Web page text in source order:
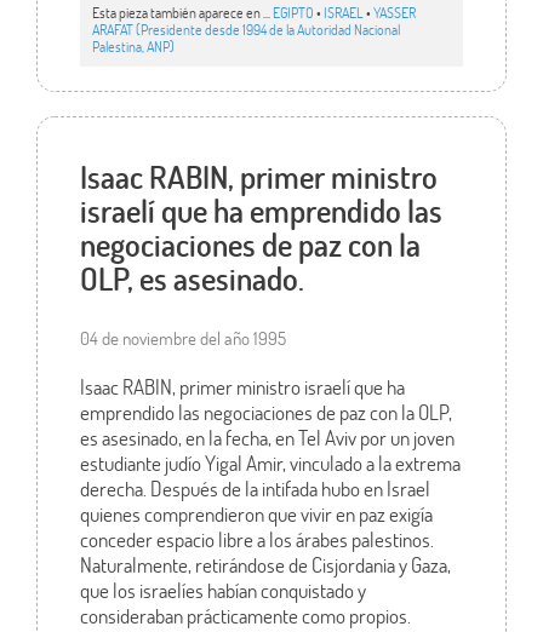
Esta pieza también aparece en ... EGIPTO• ISRAEL •YASSER
ARAFAT (Presidente desde 1994 de la Autoridad Nacional
Palestina, ANP)
Isaac RABIN, primer ministro
israelí que ha emprendido las
negociaciones de paz con la
OLP, es asesinado.
04 de noviembre del año 1995
Isaac RABIN, primer ministro israelí que ha
emprendido las negociaciones de paz con la OLP,
es asesinado, en la fecha, en Tel Aviv por un joven
estudiante judío Yigal Amir, vinculado a la extrema
derecha. Después de la intifada hubo en Israel
quienes comprendieron que vivir en paz exigía
conceder espacio libre a los árabes palestinos.
Naturalmente, retirándose de Cisjordania y Gaza,
que los israelíes habían conquistado y
consideraban prácticamente como propios.